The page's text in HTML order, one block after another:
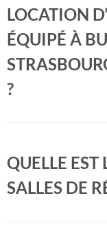
LOCATION
ÉQUIPÉ À
?
QUELLE EST
SALLES DE